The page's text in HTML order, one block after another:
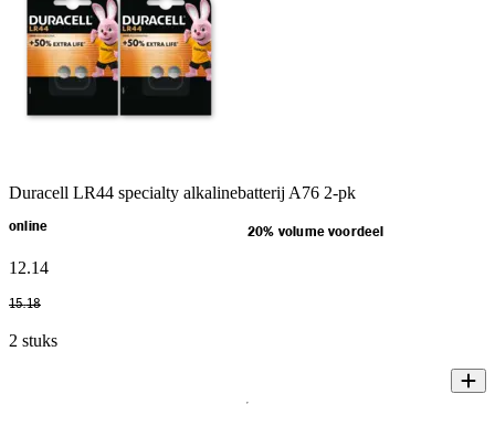
Duracell LR44 specialty alkalinebatterij A76 2-pk
online 20% volume voordeel
12.14
15.18
2 stuks